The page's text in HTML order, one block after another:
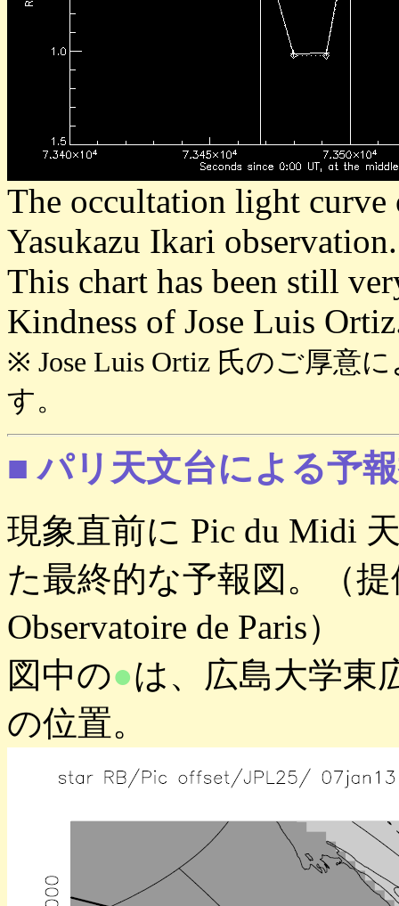
The occultation light
Yasukazu Ikari observation.
This chart has been still
Kindness of Jose Luis
※ Jose Luis Ortiz 氏のご厚意
す。
■ パリ天文台による予
現象直前に Pic du Midi
た最終的な予報図。（提
Observatoire de Paris）
図中の●は、広島大学東
の位置。